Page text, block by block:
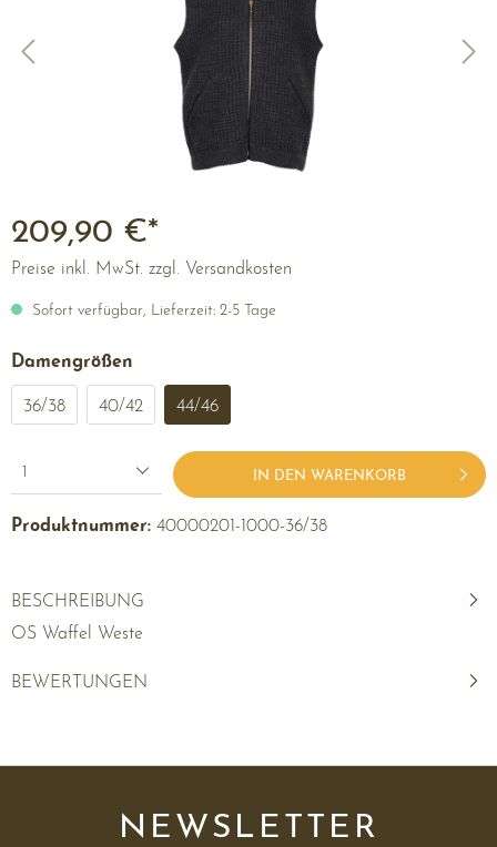
209,90 €*
Preise inkl. MwSt. zzgl. Versandkosten
Sofort verfügbar, Lieferzeit: 2-5 Tage
Damengrößen
36/38 40/42 44/46
IN DEN WARENKORB
Produktnummer: 40000201-1000-36/38
BESCHREIBUNG
OS Waffel Weste
BEWERTUNGEN
NEWSLETTER